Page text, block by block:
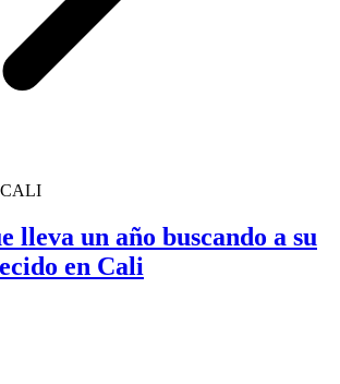
lleva un año buscando a su
en Cali